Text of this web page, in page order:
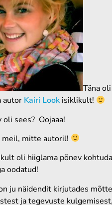
Täna
autor Kairi Lookisiklikult!
oli sees? Oojaaa!
meil, mitte autoril!
oli hiiglama põnev
oodatud!
ju näidendit kirjutades
ja tegevuste